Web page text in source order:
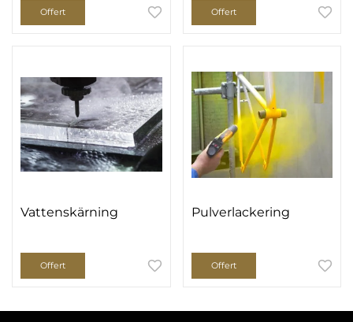
Offert Offert
Vattenskärning
Offert
Pulverlackering
Offert